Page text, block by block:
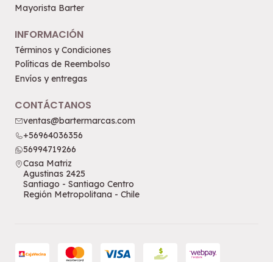
Mayorista Barter
INFORMACIÓN
Términos y Condiciones
Políticas de Reembolso
Envíos y entregas
CONTÁCTANOS
ventas@bartermarcas.com
+56964036356
56994719266
Casa Matriz
Agustinas 2425
Santiago - Santiago Centro
Región Metropolitana - Chile